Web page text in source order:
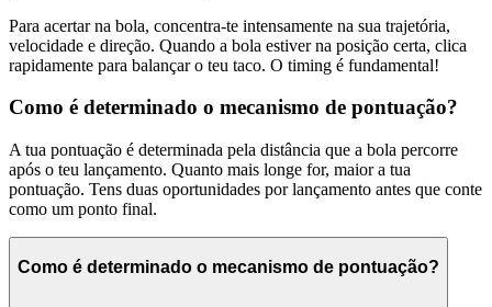
Para acertar na bola, concentra-te intensamente na sua trajetória,
velocidade e direção. Quando a bola estiver na posição certa, clica
rapidamente para balançar o teu taco. O timing é fundamental!
Como é determinado o mecanismo de pontuação?
A tua pontuação é determinada pela distância que a bola percorre
após o teu lançamento. Quanto mais longe for, maior a tua
pontuação. Tens duas oportunidades por lançamento antes que conte
como um ponto final.
Como é determinado o mecanismo de pontuação?